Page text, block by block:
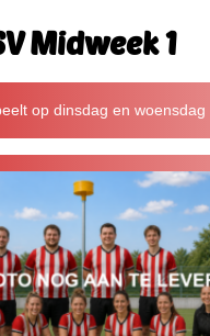
Midweek 1
op dinsdag en woensdag